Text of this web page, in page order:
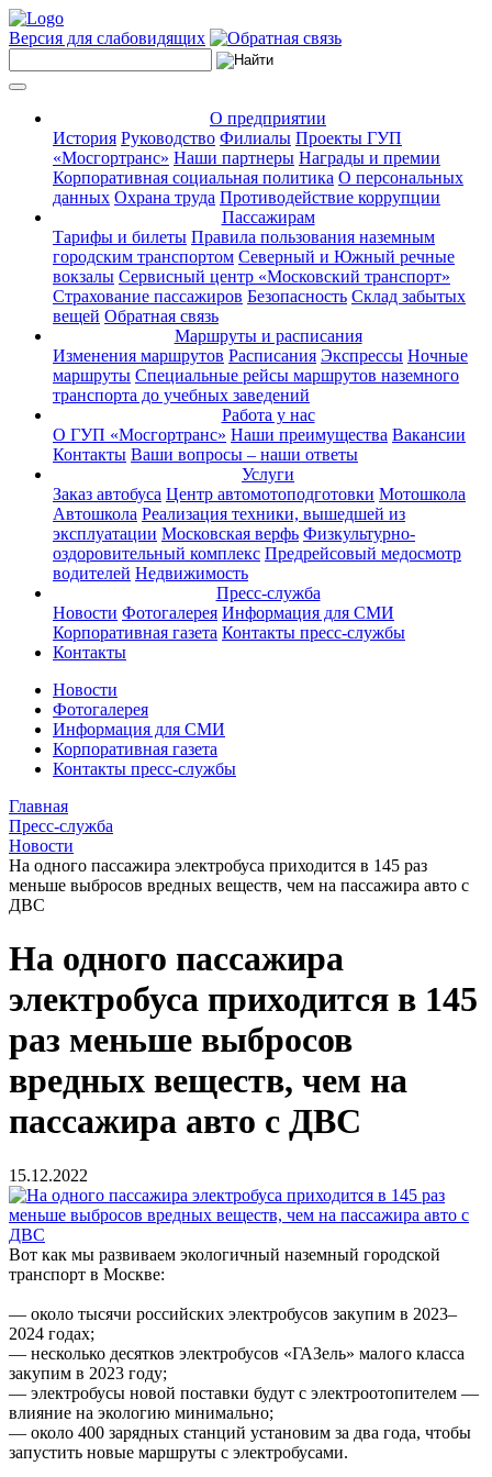
Версия для слабовидящих
О предприятии
История Руководство Филиалы Проекты ГУП
«Мосгортранс» Наши партнеры Награды и премии
Корпоративная социальная политика О персональных
данных Охрана труда Противодействие коррупции
Пассажирам
Тарифы и билеты Правила пользования наземным
городским транспортом Северный и Южный речные
вокзалы Сервисный центр «Московский транспорт»
Страхование пассажиров Безопасность Склад забытых
вещей Обратная связь
Маршруты и расписания
Изменения маршрутов Расписания Экспрессы Ночные
маршруты Специальные рейсы маршрутов наземного
транспорта до учебных заведений
Работа у нас
О ГУП «Мосгортранс» Наши преимущества Вакансии
Контакты Ваши вопросы – наши ответы
Услуги
Заказ автобуса Центр автомотоподготовки Мотошкола
Автошкола Реализация техники, вышедшей из
эксплуатации Московская верфь Физкультурно-
оздоровительный комплекс Предрейсовый медосмотр
водителей Недвижимость
Пресс-служба
Новости Фотогалерея Информация для СМИ
Корпоративная газета Контакты пресс-службы
Контакты
Новости
Фотогалерея
Информация для СМИ
Корпоративная газета
Контакты пресс-службы
Главная
Пресс-служба
Новости
На одного пассажира электробуса приходится в 145 раз
меньше выбросов вредных веществ, чем на пассажира авто с
ДВС
На одного пассажира
электробуса приходится в 145
раз меньше выбросов
вредных веществ, чем на
пассажира авто с ДВС
15.12.2022
Вот как мы развиваем экологичный наземный городской
транспорт в Москве:
— около тысячи российских электробусов закупим в 2023–
2024 годах;
— несколько десятков электробусов «ГАЗель» малого класса
закупим в 2023 году;
— электробусы новой поставки будут с электроотопителем —
влияние на экологию минимально;
— около 400 зарядных станций установим за два года, чтобы
запустить новые маршруты с электробусами.